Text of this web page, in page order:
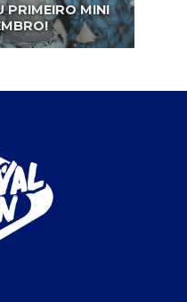
PRIMEIRO MINI